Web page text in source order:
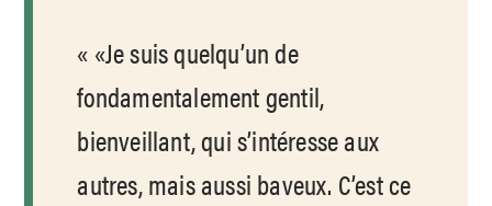
«Je suis quelqu’un de
fondamentalement gentil,
bienveillant, qui s’intéresse aux
autres, mais aussi baveux. C’est ce